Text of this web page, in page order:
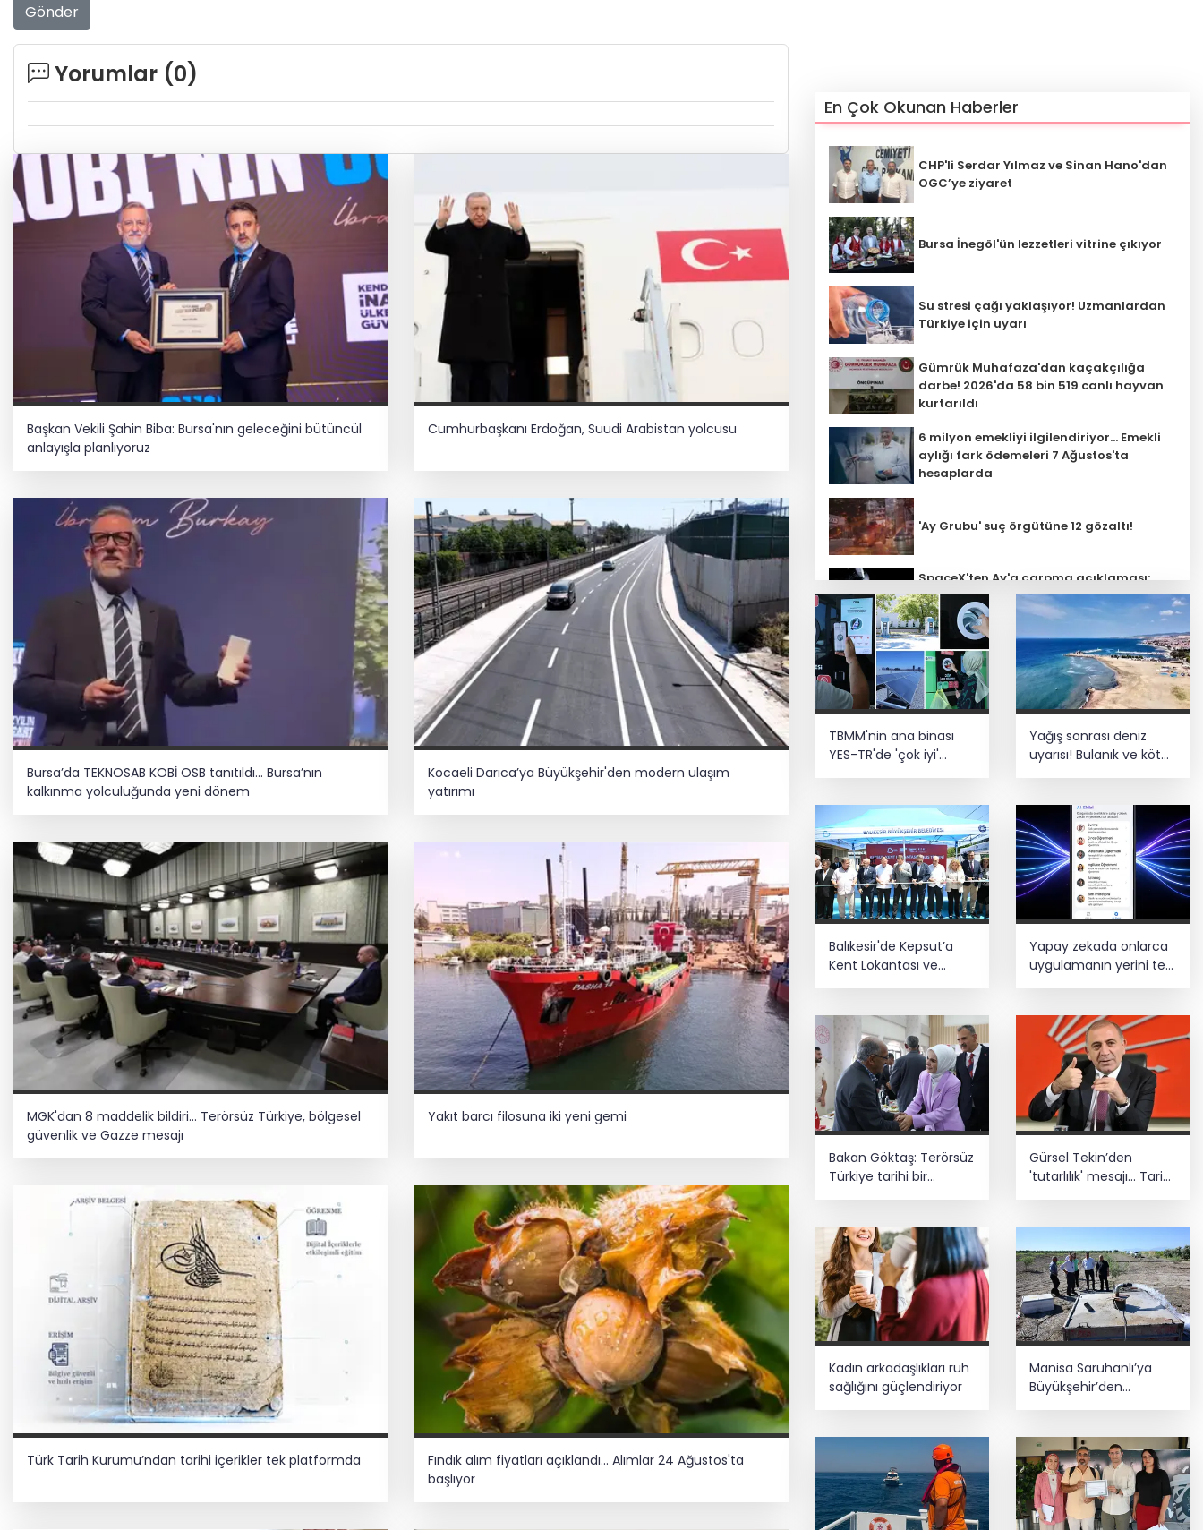
Gönder
Yorumlar (0)
Başkan Vekili Şahin Biba: Bursa'nın geleceğini bütüncül
anlayışla planlıyoruz
Cumhurbaşkanı Erdoğan, Suudi Arabistan yolcusu
Bursa’da TEKNOSAB KOBİ OSB tanıtıldı... Bursa’nın
kalkınma yolculuğunda yeni dönem
Kocaeli Darıca’ya Büyükşehir'den modern ulaşım
yatırımı
MGK'dan 8 maddelik bildiri... Terörsüz Türkiye, bölgesel
güvenlik ve Gazze mesajı
Yakıt barcı filosuna iki yeni gemi
Türk Tarih Kurumu’ndan tarihi içerikler tek platformda
Fındık alım fiyatları açıklandı... Alımlar 24 Ağustos'ta
başlıyor
En Çok Okunan Haberler
CHP'li Serdar Yılmaz ve Sinan Hano'dan
OGC’ye ziyaret
Bursa İnegöl'ün lezzetleri vitrine çıkıyor
Su stresi çağı yaklaşıyor! Uzmanlardan
Türkiye için uyarı
Gümrük Muhafaza'dan kaçakçılığa
darbe! 2026'da 58 bin 519 canlı hayvan
kurtarıldı
6 milyon emekliyi ilgilendiriyor... Emekli
aylığı fark ödemeleri 7 Ağustos'ta
hesaplarda
'Ay Grubu' suç örgütüne 12 gözaltı!
SpaceX'ten Ay'a çarpma açıklaması:
Sorumlu uzay operasyonları için
çalışıyoruz
Bozcaada mercan resifleri için koruma
seferberliği... 180 deniz canlısı türü kayıt
altına alındı
Türk F-16'ları NATO görevi için
Estonya'da... MSB yerli savunma
sistemleriyle güçleniyor
ediyor... Hudutlarda 490 kişi yakalandı
TBMM'nin ana binası
YES-TR'de 'çok iyi'
Yağış sonrası deniz
uyarısı! Bulanık ve kötü
Balıkesir'de Kepsut’a
Kent Lokantası ve
altyapı desteği
Yapay zekada onlarca
uygulamanın yerini tek
asistan alabilir
Bakan Göktaş: Terörsüz
Türkiye tarihi bir
Gürsel Tekin’den
'tutarlılık' mesajı... Tarihi
Kadın arkadaşlıkları ruh
sağlığını güçlendiriyor
Manisa Saruhanlı’ya
Büyükşehir’den
tarımsal destek